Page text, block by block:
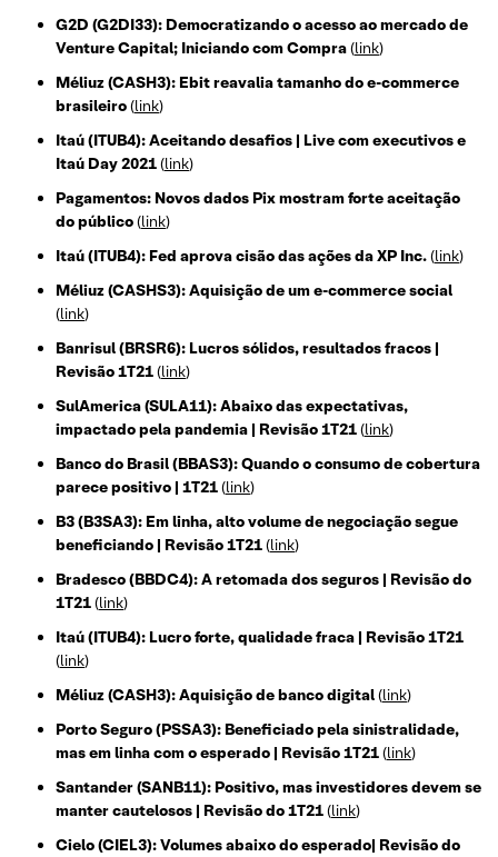
G2D (G2DI33): Democratizando o acesso ao mercado de
Venture Capital; Iniciando com Compra(link)
Méliuz (CASH3): Ebit reavalia tamanho do e-commerce
brasileiro(link)
Itaú (ITUB4): Aceitando desafios | Live com executivos e
Itaú Day 2021(link)
Pagamentos: Novos dados Pix mostram forte aceitação
do público(link)
Itaú (ITUB4): Fed aprova cisão das ações da XP Inc.(link)
Méliuz (CASHS3): Aquisição de um e-commerce social
(link)
Banrisul (BRSR6): Lucros sólidos, resultados fracos |
Revisão 1T21(link)
SulAmerica (SULA11): Abaixo das expectativas,
impactado pela pandemia | Revisão 1T21(link)
Banco do Brasil (BBAS3): Quando o consumo de cobertura
parece positivo | 1T21(link)
B3 (B3SA3): Em linha, alto volume de negociação segue
beneficiando | Revisão 1T21(link)
Bradesco (BBDC4): A retomada dos seguros | Revisão do
1T21(link)
Itaú (ITUB4): Lucro forte, qualidade fraca | Revisão 1T21
(link)
Méliuz (CASH3): Aquisição de banco digital(link)
Porto Seguro (PSSA3): Beneficiado pela sinistralidade,
mas em linha com o esperado | Revisão 1T21(link)
Santander (SANB11): Positivo, mas investidores devem se
manter cautelosos | Revisão do 1T21(link)
Cielo (CIEL3): Volumes abaixo do esperado| Revisão do